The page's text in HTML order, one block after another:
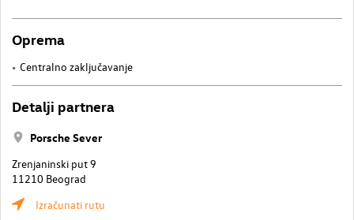
Oprema
Centralno zaključavanje
Detalji partnera
Porsche Sever
Zrenjaninski put 9
11210 Beograd
Izračunati rutu